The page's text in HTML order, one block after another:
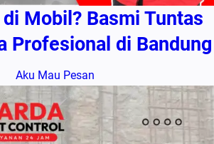
Mobil? Basmi Tuntas
Profesional di Bandung
Aku Mau Pesan